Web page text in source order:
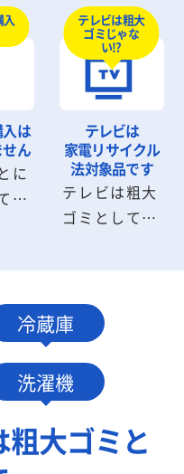
ん
ッ
即
能
早
気
く
から出せない
粗大ゴミも回
収可能です。
粗大ゴミの解
でスタッフに
お任せくださ
い。
入
は
ん
に
い
へ
き
テレビは粗大
ゴミじゃな
い!?
テレビは
家電リサイクル
法対象品です
テレビは粗大
ゴミとして捨
込むか小売業
者に引取りを
依頼して処分
しますが、ワ
なら面倒な手
冷蔵庫
洗濯機
大ゴミと